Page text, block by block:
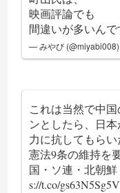
映画評論でも
間違いが多いんで
— みやび
これは当然で中
ンとしたら、日
力に抗してもらい
憲法9条の維持を
国・ソ連・北朝
s://t.co/gs63N5Sg5V